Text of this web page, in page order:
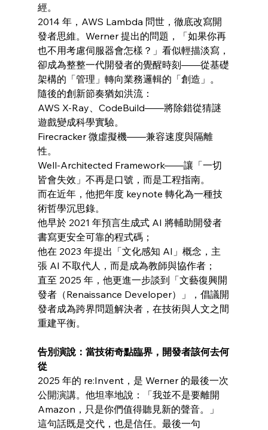
經。
2014 年，AWS Lambda 問世，徹底改寫開
發者思維。Werner 提出的問題，「如果你再
也不用考慮伺服器會怎樣？」看似輕描淡寫，
卻成為整整一代開發者的覺醒時刻——從基礎
架構的「管理」轉向業務邏輯的「創造」。
隨後的創新節奏猶如洪流：
AWS X-Ray、CodeBuild——將除錯從猜謎
遊戲變成科學實驗。
Firecracker 微虛擬機——兼容速度與隔離
性。
Well-Architected Framework——讓「一切
皆會失效」不再是口號，而是工程指南。
而在近年，他把年度 keynote 轉化為一種技
術哲學沉思錄。
他早於 2021 年預言生成式 AI 將輔助開發者
書寫更安全可靠的程式碼；
他在 2023 年提出「文化感知 AI」概念，主
張 AI 不取代人，而是成為教師與協作者；
直至 2025 年，他更進一步談到「文藝復興開
發者（Renaissance Developer）」，倡議開
發者成為跨界問題解決者，在技術與人文之間
重建平衡。
告別演說：當技術奇點臨界，開發者該何去何
從
2025 年的 re:Invent，是 Werner 的最後一次
公開演講。他坦率地說：「我並不是要離開
Amazon，只是你們值得聽見新的聲音。」
這句話既是交代，也是信任。最後一句